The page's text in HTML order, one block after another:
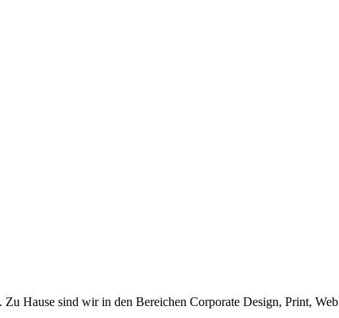
Hause sind wir in den Bereichen Corporate Design, Print,